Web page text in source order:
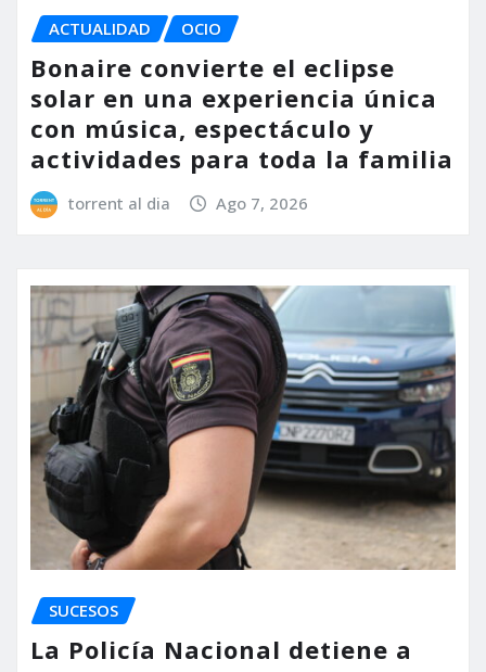
ACTUALIDAD OCIO
Bonaire convierte el eclipse
solar en una experiencia única
con música, espectáculo y
actividades para toda la familia
torrent al dia Ago 7, 2026
SUCESOS
La Policía Nacional detiene a